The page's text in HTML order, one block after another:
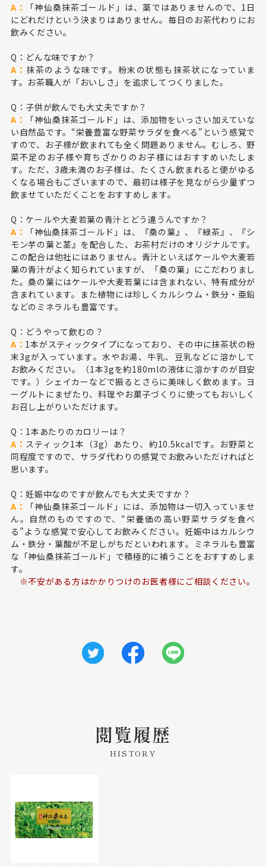
A：
「神仙桑抹茶ゴールド」は、薬ではありませんので、1日
にどれだけという決まりはありません。毎日のお茶代わりにお
飲みください。
Q：どんな味ですか？
A： 抹茶のような味です。粉末の状態も抹茶状になっていま
す。お茶職人が「おいしさ」を追求してつくりました。
Q：子供が飲んでも大丈夫ですか？
A：
「神仙桑抹茶ゴールド」は、添加物をいっさい加えていな
い自然品です。“栄養豊富な野菜サラダを食べる”という感覚で
すので、お子様が飲まれても全く問題ありません。むしろ、野
菜不足のお子様や育ちざかりのお子様にはおすすめいたしま
す。ただ、3歳未満のお子様は、たくさん飲まれると便がゆる
くなる場合もございますので、最初は様子を見ながら少量ずつ
飲ませていただくことをおすすめします。
Q：ケールや大麦若葉の青汁とどう違うんですか？
A：
「神仙桑抹茶ゴールド」は、『桑の葉』、『緑茶』、『シ
モン芋の葉と茎』を配合した、お茶村だけのオリジナルです。
この配合は他社にはありません。青汁といえばケールや大麦若
葉の青汁がよく知られていますが、「桑の葉」にこだわりまし
た。桑の葉にはケールや大麦若葉には含まれない、特有成分が
含まれています。また植物には珍しくカルシウム・鉄分・亜鉛
などのミネラルも豊富です。
Q：どうやって飲むの？
A： 1本がスティックタイプになっており、その中に抹茶状の粉
末3gが入っています。水やお湯、牛乳、豆乳などに溶かして
お飲みください。（1本3gを約180mlの液体に溶かすのが目安
です。）シェイカーなどで振るとさらに美味しく飲めます。ヨ
ーグルトにまぜたり、料理やお菓子づくりに使ってもおいしく
お召し上がりいただけます。
Q：1本あたりのカロリーは？
A： スティック1本（3g）あたり、約10.5kcalです。お野菜と
同程度ですので、サラダ代わりの感覚でお飲みいただければと
思います。
Q：妊娠中なのですが飲んでも大丈夫ですか？
A：
「神仙桑抹茶ゴールド」には、添加物は一切入っていませ
ん。自然のものですので、“栄養価の高い野菜サラダを食べ
る”ような感覚で安心してお飲みください。妊娠中はカルシウ
ム・鉄分・葉酸が不足しがちだといわれます。ミネラルも豊富
な「神仙桑抹茶ゴールド」で積極的に補うことをおすすめしま
す。
※不安がある方はかかりつけのお医者様にご相談ください。
閲覧履歴
HISTORY